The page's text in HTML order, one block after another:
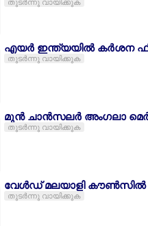
തുടര്‍ന്നു വായിക്കുക
എയര്‍ ഇന്ത്യയില്‍ കര്‍ശന
തുടര്‍ന്നു വായിക്കുക
മുന്‍ ചാന്‍സലര്‍ അംഗലാ
തുടര്‍ന്നു വായിക്കുക
വേള്‍ഡ് മലയാളി കൗണ്‍സില്‍
തുടര്‍ന്നു വായിക്കുക